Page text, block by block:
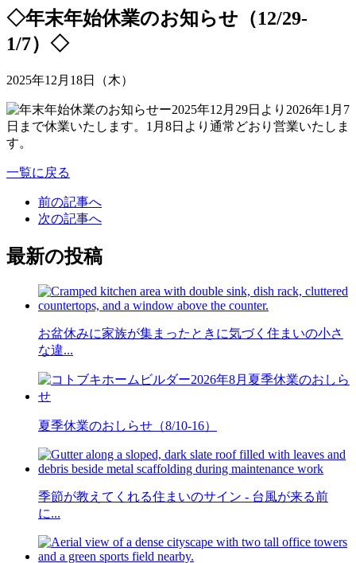
◇年末年始休業のお知らせ（12/29-
1/7）◇
2025年12月18日（木）
一覧に戻る
前の記事へ
次の記事へ
最新の投稿
お盆休みに家族が集まったときに気づく住まいの小さ
な違...
夏季休業のおしらせ（8/10-16）
季節が教えてくれる住まいのサイン - 台風が来る前
に...